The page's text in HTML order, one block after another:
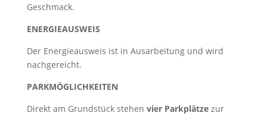
Geschmack.
ENERGIEAUSWEIS
Der Energieausweis ist in Ausarbeitung und wird
nachgereicht.
PARKMÖGLICHKEITEN
Direkt am Grundstück stehen vier Parkplätzezur